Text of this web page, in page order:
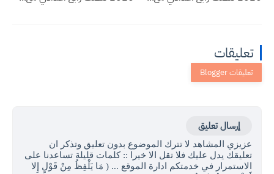
تعليقات
إرسال تعليق
عزيزي المشاهد لا تترك الموضوع بدون تعليق وتذكر ان
تعليقك يدل عليك فلا تقل الا خيرا :: كلمات قليلة تساعدنا على
الاستمرار في خدمتكم ادارة الموقع ... ( مَا يَلْفِظُ مِنْ قَوْلٍ إِلا